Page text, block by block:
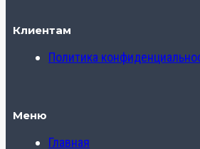
Клиентам
Политика
Меню
Главная